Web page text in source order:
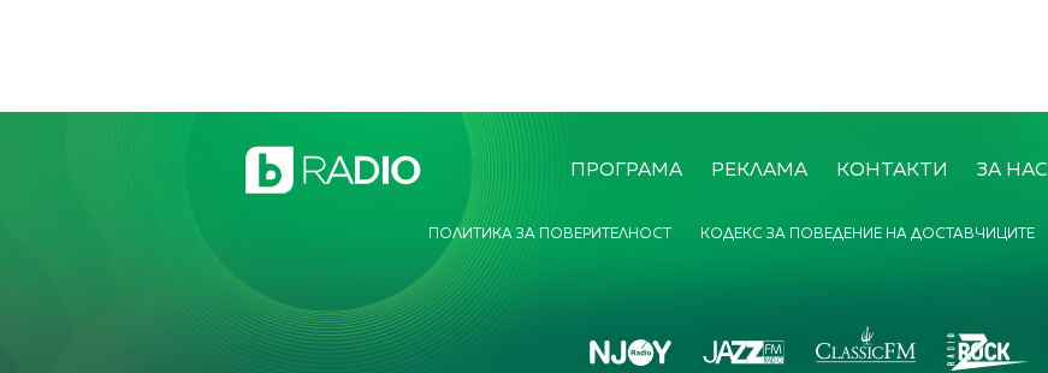
ПРОГРАМА РЕКЛАМА КОНТАКТИ ЗА НАС
ПОЛИТИКА ЗА ПОВЕРИТЕЛНОСТ КОДЕКС ЗА ПОВЕДЕНИЕ НА ДОСТАВЧИЦИТЕ